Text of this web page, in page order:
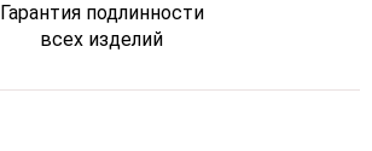
Гарантия подлинности
всех изделий